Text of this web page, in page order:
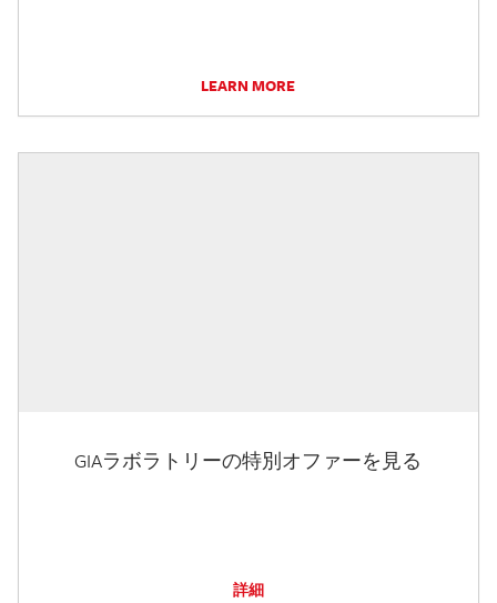
LEARN MORE
GIAラボラトリーの特別オファーを見る
詳細